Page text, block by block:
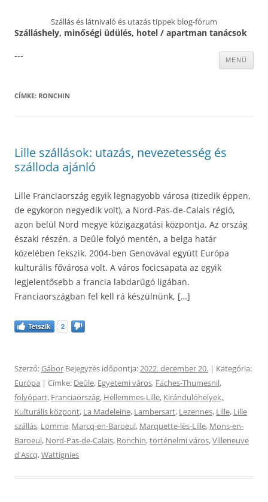
Szállás és látnivaló és utazás tippek blog-fórum
Szálláshely, minőségi üdülés, hotel / apartman tanácsok
MENÜ
---
CÍMKE: RONCHIN
Lille szállások: utazás, nevezetesség és
szálloda ajánló
Lille Franciaország egyik legnagyobb városa (tizedik éppen,
de egykoron negyedik volt), a Nord-Pas-de-Calais régió,
azon belül Nord megye közigazgatási központja. Az ország
északi részén, a Deûle folyó mentén, a belga határ
közelében fekszik. 2004-ben Genovával együtt Európa
kulturális fővárosa volt. A város focicsapata az egyik
legjelentősebb a francia labdarúgó ligában.
Franciaországban fel kell rá készülnünk, […]
Tetszik 2
Szerző:Gábor Bejegyzés időpontja:2022. december 20. | Kategória:
Európa | Címke: Deûle, Egyetemi város, Faches-Thumesnil,
folyópart, Franciaország, Hellemmes-Lille, Kirándulóhelyek,
Kulturális központ, La Madeleine, Lambersart, Lezennes, Lille, Lille
szállás, Lomme, Marcq-en-Baroeul, Marquette-lès-Lille, Mons-en-
Baroeul, Nord-Pas-de-Calais, Ronchin,történelmi város,Villeneuve
d'Ascq,Wattignies